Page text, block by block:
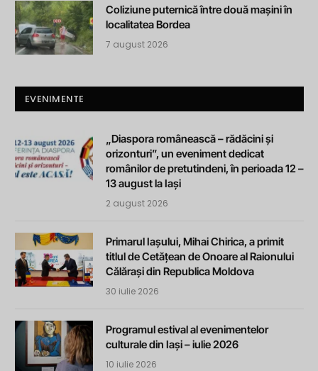
Coliziune puternică între două mașini în
localitatea Bordea
7 august 2026
EVENIMENTE
„Diaspora românească – rădăcini și
orizonturi”, un eveniment dedicat
românilor de pretutindeni, în perioada 12 –
13 august la Iași
2 august 2026
Primarul Iașului, Mihai Chirica, a primit
titlul de Cetățean de Onoare al Raionului
Călărași din Republica Moldova
30 iulie 2026
Programul estival al evenimentelor
culturale din Iași – iulie 2026
10 iulie 2026